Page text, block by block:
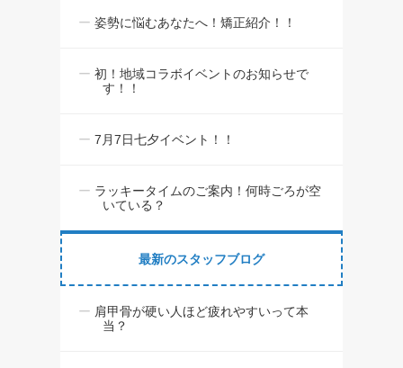
姿勢に悩むあなたへ！矯正紹介！！
初！地域コラボイベントのお知らせで
す！！
7月7日七夕イベント！！
ラッキータイムのご案内！何時ごろが空
いている？
最新のスタッフブログ
肩甲骨が硬い人ほど疲れやすいって本
当？